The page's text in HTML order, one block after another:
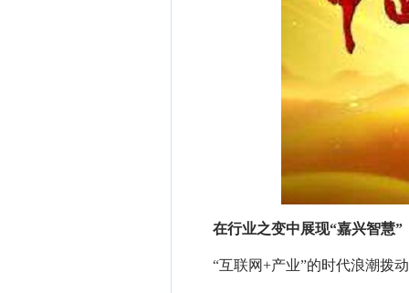
在行业之变中展现“嘉兴智慧”
“互联网+产业”的时代浪潮拨